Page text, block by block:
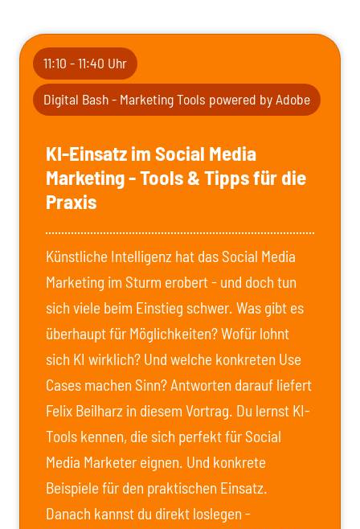
11:10 - 11:40 Uhr
Digital Bash - Marketing Tools powered by Adobe
KI-Einsatz im Social Media
Marketing - Tools & Tipps für die
Praxis
Künstliche Intelligenz hat das Social Media
Marketing im Sturm erobert - und doch tun
sich viele beim Einstieg schwer. Was gibt es
überhaupt für Möglichkeiten? Wofür lohnt
sich KI wirklich? Und welche konkreten Use
Cases machen Sinn? Antworten darauf liefert
Felix Beilharz in diesem Vortrag. Du lernst KI-
Tools kennen, die sich perfekt für Social
Media Marketer eignen. Und konkrete
Beispiele für den praktischen Einsatz.
Danach kannst du direkt loslegen -